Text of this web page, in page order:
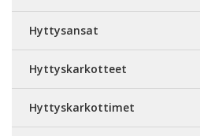
Hyttysansat
Hyttyskarkotteet
Hyttyskarkottimet